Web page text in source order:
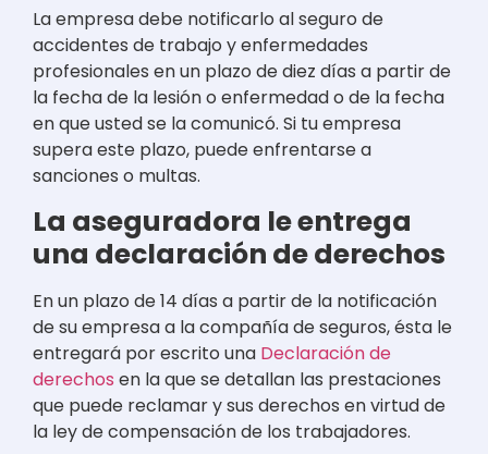
La empresa debe notificarlo al seguro de
accidentes de trabajo y enfermedades
profesionales en un plazo de diez días a partir de
la fecha de la lesión o enfermedad o de la fecha
en que usted se la comunicó. Si tu empresa
supera este plazo, puede enfrentarse a
sanciones o multas.
La aseguradora le entrega
una declaración de derechos
En un plazo de 14 días a partir de la notificación
de su empresa a la compañía de seguros, ésta le
entregará por escrito una Declaración de
derechos en la que se detallan las prestaciones
que puede reclamar y sus derechos en virtud de
la ley de compensación de los trabajadores.